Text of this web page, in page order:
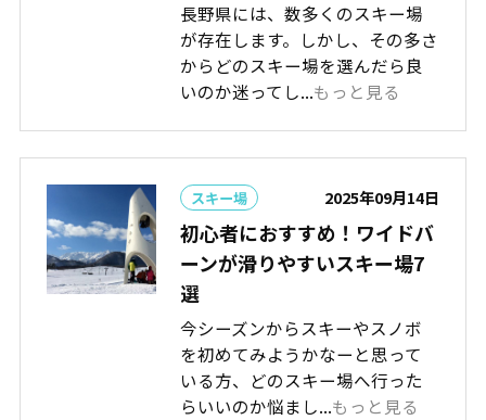
長野県には、数多くのスキー場
が存在します。しかし、その多さ
からどのスキー場を選んだら良
いのか迷ってし...もっと見る
スキー場 2025年09月14日
初心者におすすめ！ワイドバ
ーンが滑りやすいスキー場7
選
今シーズンからスキーやスノボ
を初めてみようかなーと思って
いる方、どのスキー場へ行った
らいいのか悩まし...もっと見る